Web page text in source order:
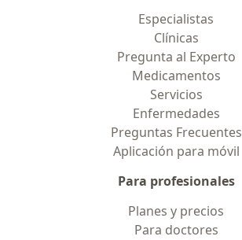
Especialistas
Clínicas
Pregunta al Experto
Medicamentos
Servicios
Enfermedades
Preguntas Frecuentes
Aplicación para móvil
Para profesionales
Planes y precios
Para doctores